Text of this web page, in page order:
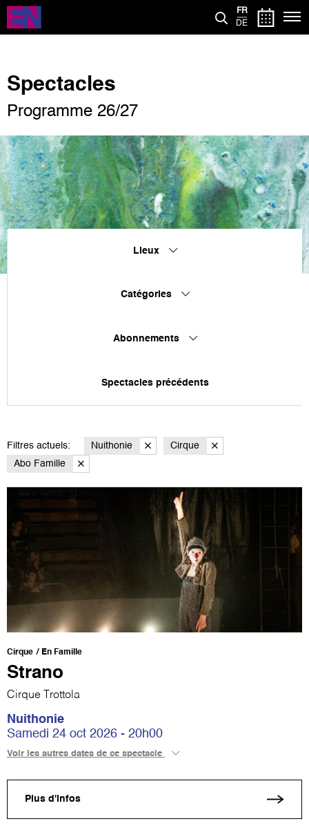
Aller
contenu
FR
DE
Spectacles
Programme 26/27
Lieux
Catégories
Abonnements
Spectacles précédents
Filtres actuels: Nuithonie
Cirque
Abo Famille
Cirque En Famille
Strano
Cirque Trottola
Nuithonie
Samedi 24 oct 2026 - 20h00
Voir les autres dates de ce spectacle
Plus d'infos